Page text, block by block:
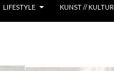
LIFESTYLE KUNST // KULTUR